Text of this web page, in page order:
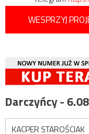
WESPRZYJ
Darczyńcy -
KACPER STAROŚCIAK